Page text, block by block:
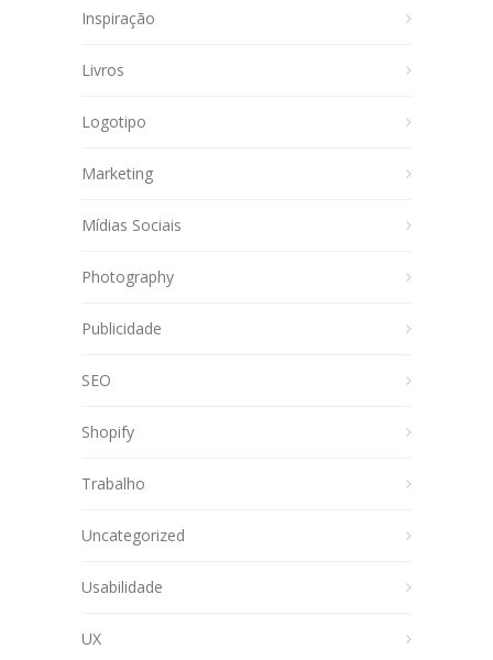
Inspiração
Livros
Logotipo
Marketing
Mídias Sociais
Photography
Publicidade
SEO
Shopify
Trabalho
Uncategorized
Usabilidade
UX